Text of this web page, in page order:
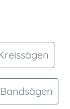
Bandsägen